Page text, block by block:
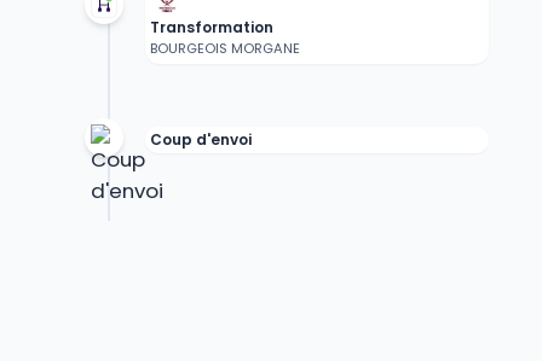
Transformation
BOURGEOIS MORGANE
Coup d'envoi